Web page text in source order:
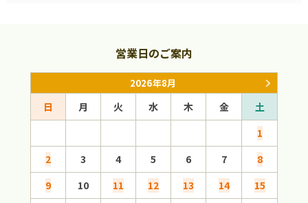
営業日のご案内
2026年8月
日 月 火 水 木 金
土
1
2
3 4 5 6 7
8
9
10 11 12 13 14
15